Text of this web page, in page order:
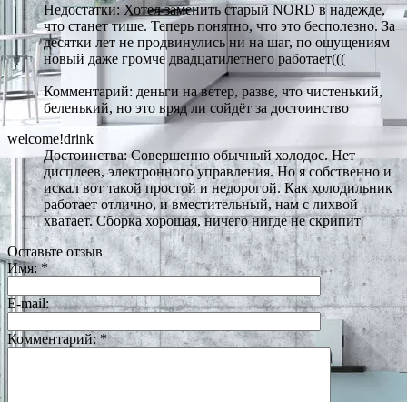
Недостатки: Хотел заменить старый NORD в надежде,
что станет тише. Теперь понятно, что это бесполезно. За
десятки лет не продвинулись ни на шаг, по ощущениям
новый даже громче двадцатилетнего работает(((
Комментарий: деньги на ветер, разве, что чистенький,
беленький, но это вряд ли сойдёт за достоинство
welcome!drink
Достоинства: Совершенно обычный холодос. Нет
дисплеев, электронного управления. Но я собственно и
искал вот такой простой и недорогой. Как холодильник
работает отлично, и вместительный, нам с лихвой
хватает. Сборка хорошая, ничего нигде не скрипит
Оставьте отзыв
Имя:*
E-mail:
Комментарий:*